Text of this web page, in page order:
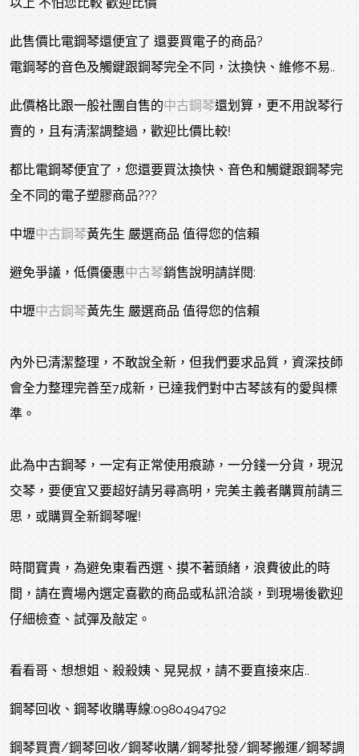
此售價比電鋼琴還便宜了 還要買電子的商品?
電鋼琴的音色及觸鍵跟鋼琴完全不同，汰換快、維修不易..
此價格比跟一般社團自售的中古鋼琴還划算，更不用說琴行
賣的，且有清潔調整過，歡迎比價比較!
都比電鋼琴便宜了，您還要買汰換快、音色和觸鍵跟鋼琴完
全不同的電子塑膠商品???
中壢中古鋼琴黃先生 嚴選商品 值得您的信賴
避免爭議，低價優惠中古琴銷售說明請詳閱:
中壢中古鋼琴黃先生 嚴選商品 值得您的信賴
內外已清潔整理，不敢說全新，但我們要求品質，資深技師
會全力整理完善至7成新，已達我們對中古琴該有的愛與標
準。
此為中古鋼琴，一定有正常使用痕跡，一分錢一分貨，現況
交琴，要便宜又要超好請另尋高明，完美主義者購買前請三
思，或購買全新鋼琴喔!
時間寶貴，為避免東看西選、摸不著頭緒，浪費彼此的時
間，請在賣場內選定喜歡的商品或私訊洽談，到現場後歡迎
仔細檢查、試彈及敲定。
看看哥、想想姐、殺殺姨、晃晃叔，請不要直接來店..
鋼琴回收、鋼琴收購專線:0980494792
鋼琴買賣/鋼琴回收/鋼琴收購/鋼琴批發/鋼琴搬運/鋼琴調